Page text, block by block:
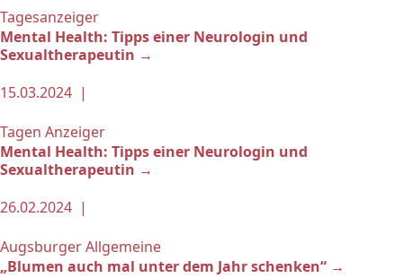
Tagesanzeiger
Mental Health: Tipps einer Neurologin und
Sexualtherapeutin →
15.03.2024 |
Tagen Anzeiger
Mental Health: Tipps einer Neurologin und
Sexualtherapeutin →
26.02.2024 |
Augsburger Allgemeine
„Blumen auch mal unter dem Jahr schenken“ →